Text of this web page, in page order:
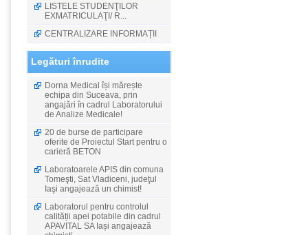
LISTELE STUDENŢILOR
EXMATRICULAŢI/ R...
CENTRALIZARE INFORMAȚII
Legături înrudite
Dorna Medical își mărește
echipa din Suceava, prin
angajări în cadrul Laboratorului
de Analize Medicale!
20 de burse de participare
oferite de Proiectul Start pentru o
carieră BETON
Laboratoarele APIS din comuna
Tomeşti, Sat Vladiceni, judeţul
Iaşi angajează un chimist!
Laboratorul pentru controlul
calității apei potabile din cadrul
APAVITAL SA Iași angajează